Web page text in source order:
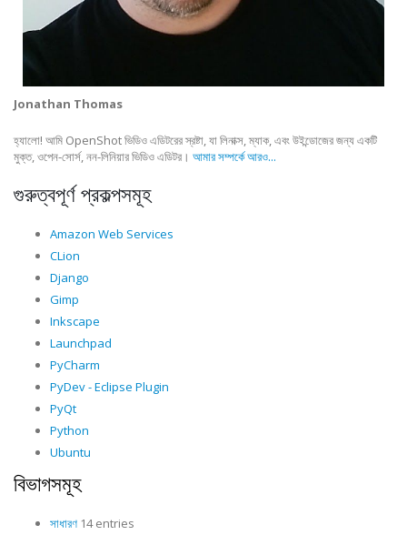
Jonathan Thomas
হ্যালো! আমি OpenShot ভিডিও এডিটরের স্রষ্টা, যা লিনাক্স, ম্যাক, এবং উইন্ডোজের জন্য একটি
মুক্ত, ওপেন-সোর্স, নন-লিনিয়ার ভিডিও এডিটর। আমার সম্পর্কে আরও...
গুরুত্বপূর্ণ প্রকল্পসমূহ
Amazon Web Services
CLion
Django
Gimp
Inkscape
Launchpad
PyCharm
PyDev - Eclipse Plugin
PyQt
Python
Ubuntu
বিভাগসমূহ
সাধারণ 14 entries